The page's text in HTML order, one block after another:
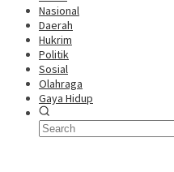
Nasional
Daerah
Hukrim
Politik
Sosial
Olahraga
Gaya Hidup